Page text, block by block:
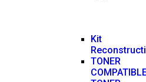
Kit
TONER